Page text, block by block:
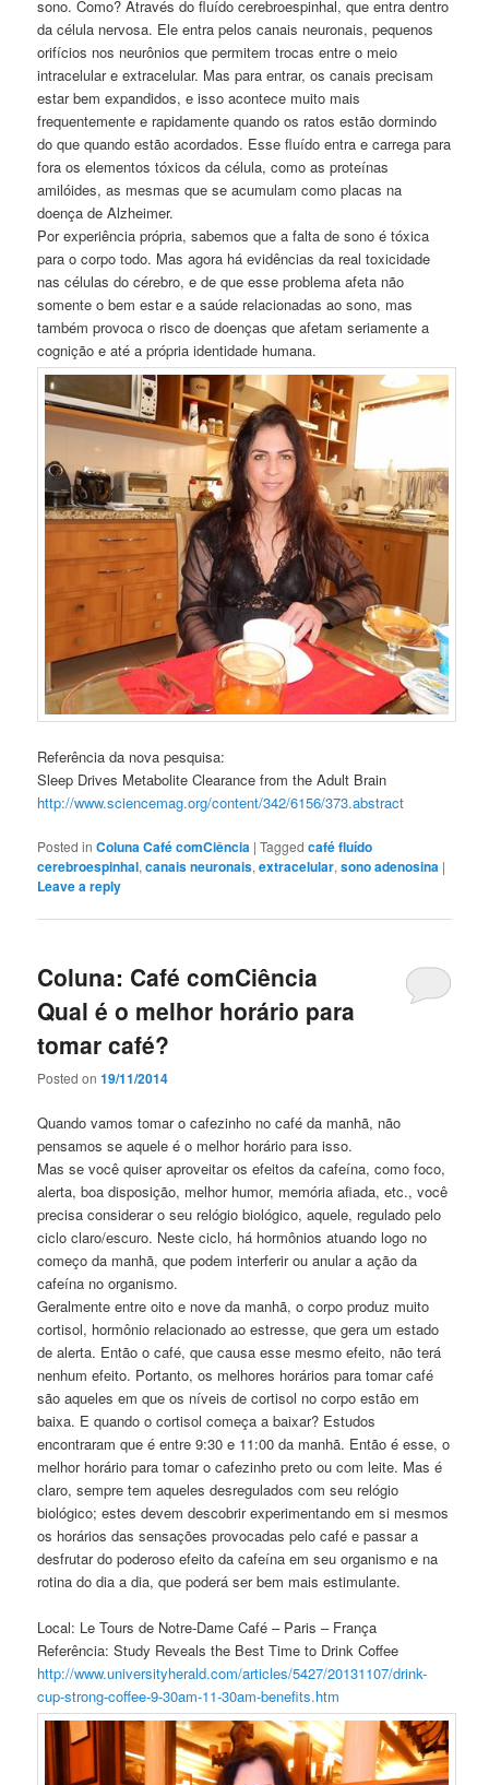
sono. Como? Através do fluído cerebroespinhal, que entra dentro
da célula nervosa. Ele entra pelos canais neuronais, pequenos
orifícios nos neurônios que permitem trocas entre o meio
intracelular e extracelular. Mas para entrar, os canais precisam
estar bem expandidos, e isso acontece muito mais
frequentemente e rapidamente quando os ratos estão dormindo
do que quando estão acordados. Esse fluído entra e carrega para
fora os elementos tóxicos da célula, como as proteínas
amilóides, as mesmas que se acumulam como placas na
doença de Alzheimer.
Por experiência própria, sabemos que a falta de sono é tóxica
para o corpo todo. Mas agora há evidências da real toxicidade
nas células do cérebro, e de que esse problema afeta não
somente o bem estar e a saúde relacionadas ao sono, mas
também provoca o risco de doenças que afetam seriamente a
cognição e até a própria identidade humana.
Referência da nova pesquisa:
Sleep Drives Metabolite Clearance from the Adult Brain
http://www.sciencemag.org/content/342/6156/373.abstract
Posted in Coluna Café comCiência |Tagged café fluído
cerebroespinhal,canais neuronais,extracelular,sono adenosina |
Leave a reply
Coluna: Café comCiência
Qual é o melhor horário para
tomar café?
Posted on19/11/2014
Quando vamos tomar o cafezinho no café da manhã, não
pensamos se aquele é o melhor horário para isso.
Mas se você quiser aproveitar os efeitos da cafeína, como foco,
alerta, boa disposição, melhor humor, memória afiada, etc., você
precisa considerar o seu relógio biológico, aquele, regulado pelo
ciclo claro/escuro. Neste ciclo, há hormônios atuando logo no
começo da manhã, que podem interferir ou anular a ação da
cafeína no organismo.
Geralmente entre oito e nove da manhã, o corpo produz muito
cortisol, hormônio relacionado ao estresse, que gera um estado
de alerta. Então o café, que causa esse mesmo efeito, não terá
nenhum efeito. Portanto, os melhores horários para tomar café
são aqueles em que os níveis de cortisol no corpo estão em
baixa. E quando o cortisol começa a baixar? Estudos
encontraram que é entre 9:30 e 11:00 da manhã. Então é esse, o
melhor horário para tomar o cafezinho preto ou com leite. Mas é
claro, sempre tem aqueles desregulados com seu relógio
biológico; estes devem descobrir experimentando em si mesmos
os horários das sensações provocadas pelo café e passar a
desfrutar do poderoso efeito da cafeína em seu organismo e na
rotina do dia a dia, que poderá ser bem mais estimulante.
Local: Le Tours de Notre-Dame Café – Paris – França
Referência: Study Reveals the Best Time to Drink Coffee
http://www.universityherald.com/articles/5427/20131107/drink-
cup-strong-coffee-9-30am-11-30am-benefits.htm